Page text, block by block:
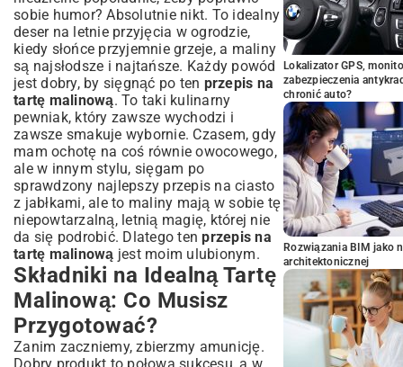
sobie humor? Absolutnie nikt. To idealny
deser na letnie przyjęcia w ogrodzie,
kiedy słońce przyjemnie grzeje, a maliny
są najsłodsze i najtańsze. Każdy powód
jest dobry, by sięgnąć po ten przepis na
tartę malinową. To taki kulinarny
pewniak, który zawsze wychodzi i
zawsze smakuje wybornie. Czasem, gdy
mam ochotę na coś równie owocowego,
ale w innym stylu, sięgam po
sprawdzony najlepszy przepis na ciasto
z jabłkami, ale to maliny mają w sobie tę
niepowtarzalną, letnią magię, której nie
da się podrobić. Dlatego tenprzepis na
tartę malinową jest moim ulubionym.
Składniki na Idealną Tartę
Malinową: Co Musisz
Przygotować?
Zanim zaczniemy, zbierzmy amunicję.
Lokalizator GPS,
zabezpieczenia
chronić auto?
Rozwiązania BIM jako
architektonicznej